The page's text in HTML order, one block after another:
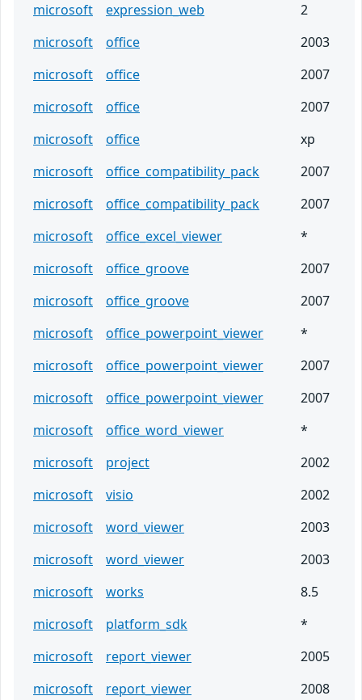
microsoft
expression_web
2
microsoft
office
2003
microsoft
office
2007
microsoft
office
2007
microsoft
office
xp
microsoft
office_compatibility_pack
2007
microsoft
office_compatibility_pack
2007
microsoft
office_excel_viewer
*
microsoft
office_groove
2007
microsoft
office_groove
2007
microsoft
office_powerpoint_viewer
*
microsoft
office_powerpoint_viewer
2007
microsoft
office_powerpoint_viewer
2007
microsoft
office_word_viewer
*
microsoft
project
2002
microsoft
visio
2002
microsoft
word_viewer
2003
microsoft
word_viewer
2003
microsoft
works
8.5
microsoft
platform_sdk
*
microsoft
report_viewer
2005
microsoft
report_viewer
2008